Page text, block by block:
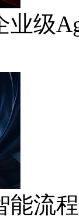
业级
能流